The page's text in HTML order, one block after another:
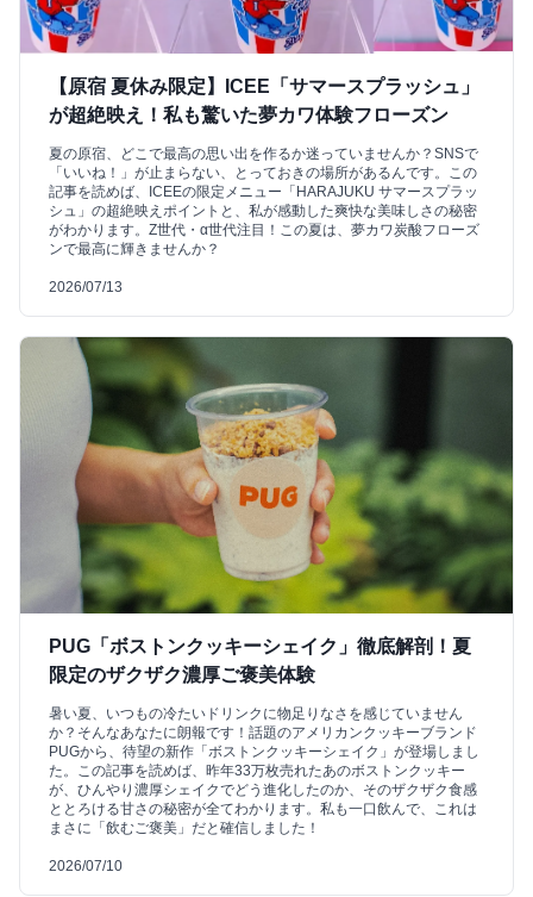
【原宿 夏休み限定】ICEE「サマースプラッシュ」
が超絶映え！私も驚いた夢カワ体験フローズン
夏の原宿、どこで最高の思い出を作るか迷っていませんか？SNSで
「いいね！」が止まらない、とっておきの場所があるんです。この
記事を読めば、ICEEの限定メニュー「HARAJUKU サマースプラッ
シュ」の超絶映えポイントと、私が感動した爽快な美味しさの秘密
がわかります。Z世代・α世代注目！この夏は、夢カワ炭酸フローズ
ンで最高に輝きませんか？
2026/07/13
PUG「ボストンクッキーシェイク」徹底解剖！夏
限定のザクザク濃厚ご褒美体験
暑い夏、いつもの冷たいドリンクに物足りなさを感じていません
か？そんなあなたに朗報です！話題のアメリカンクッキーブランド
PUGから、待望の新作「ボストンクッキーシェイク」が登場しまし
た。この記事を読めば、昨年33万枚売れたあのボストンクッキー
が、ひんやり濃厚シェイクでどう進化したのか、そのザクザク食感
ととろける甘さの秘密が全てわかります。私も一口飲んで、これは
まさに「飲むご褒美」だと確信しました！
2026/07/10